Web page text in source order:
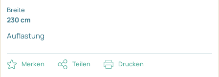
Breite
230 cm
Auflastung
Merken Teilen Drucken